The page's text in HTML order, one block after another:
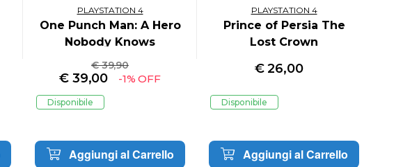
PLAYSTATION 4
One Punch Man: A Hero
Nobody Knows
€ 39,90
€ 39,00 -1% OFF
Disponibile
Aggiungi al Carrello
PLAYSTATION 4
Prince of Persia The
Lost Crown
€26,00
Disponibile
Aggiungi al Carrello